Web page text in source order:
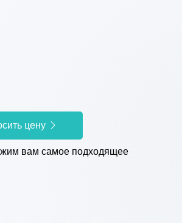
цену
вам самое подходящее